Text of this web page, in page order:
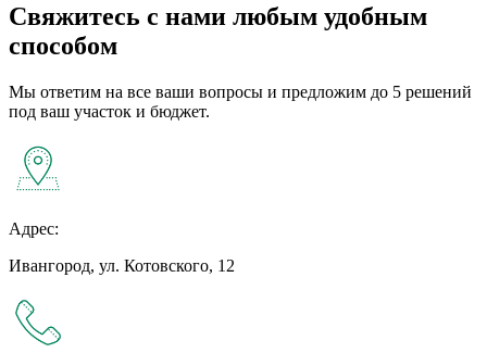
Свяжитесь с нами любым удобным
способом
Мы ответим на все ваши вопросы и предложим до 5 решений
под ваш участок и бюджет.
Адрес:
Ивангород, ул. Котовского, 12